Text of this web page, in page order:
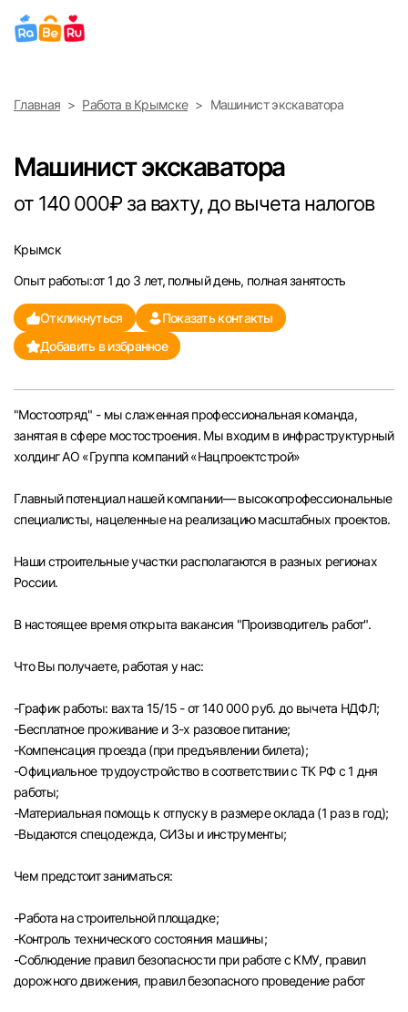
Выберите город
Санкт-Петербург
Ижевск
Екатеринбург
Саратов
Казань
Челябинск
Самара
Оренбург
Волгоград
Ульяновск
Курган
Уфа
Главная Работа в Крымске Машинист экскаватора
Машинист экскаватора
от 140 000₽ за вахту, до вычета налогов
Крымск
Опыт работы:от 1 до 3 лет, полный день, полная занятость
Откликнуться
Показать контакты
Добавить в избранное
"Мостоотряд" - мы слаженная профессиональная команда,
занятая в сфере мостостроения. Мы входим в инфраструктурный
холдинг АО «Группа компаний «Нацпроектстрой»
Главный потенциал нашей компании— высокопрофессиональные
специалисты, нацеленные на реализацию масштабных проектов.
Наши строительные участки располагаются в разных регионах
России.
В настоящее время открыта вакансия "Производитель работ".
Что Вы получаете, работая у нас:
-График работы: вахта 15/15 - от 140 000 руб. до вычета НДФЛ;
-Бесплатное проживание и 3-х разовое питание;
-Компенсация проезда (при предъявлении билета);
-Официальное трудоустройство в соответствии с ТК РФ с 1 дня
работы;
-Материальная помощь к отпуску в размере оклада (1 раз в год);
-Выдаются спецодежда, СИЗы и инструменты;
Чем предстоит заниматься:
-Paбота на строительной площадке;
-Контроль технического состояния машины;
-Соблюдение правил безопасности при работе с КМУ, правил
дорожного движения, правил безопасного проведение работ